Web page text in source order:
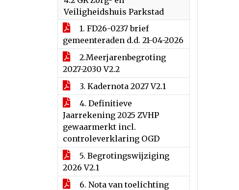
Veiligheidshuis Parkstad
1. FD26-0237 brief
gemeenteraden d.d. 21-04-2026
2.Meerjarenbegroting
2027-2030 V2.2
3. Kadernota 2027 V2.1
4. Definitieve
Jaarrekening 2025 ZVHP
gewaarmerkt incl.
controleverklaring OGD
5. Begrotingswijziging
2026 V2.1
6. Nota van toelichting